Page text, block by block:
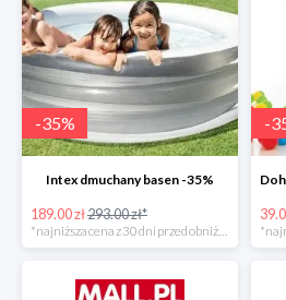
-35%
Intex dmuchany basen -35%
189.00 zł293.00 zł*
-